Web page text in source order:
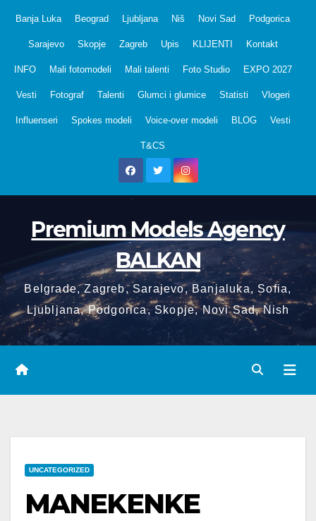
Banja Luka Beograd Ljubljana Niš Novi Sad Podgorica
Sarajevo Skopje Zagreb Upis KLIJENTI Kontakt
INFO Mali fotomodeli Mali talenti Foto Studio EXPO 2027
Vesti Fotograf Talenti Glumci i glumice Statisti Vlogeri
Influenseri Spokes modeli Voice-over modeli BLOG Vesti
T&CS
Premium Models Agency
BALKAN
Belgrade, Zagreb, Sarajevo, Banjaluka, Sofia,
Ljubljana, Podgorica, Skopje, Novi Sad, Nish
UNCATEGORIZED
MANEKENKE